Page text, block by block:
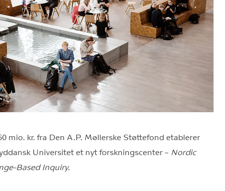
mio. kr. fra Den A.P. Møllerske Støttefond etablerer
Universitet et nyt forskningscenter – Nordic
Based Inquiry.